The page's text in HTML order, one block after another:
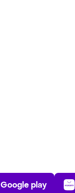
Play Store
Google play